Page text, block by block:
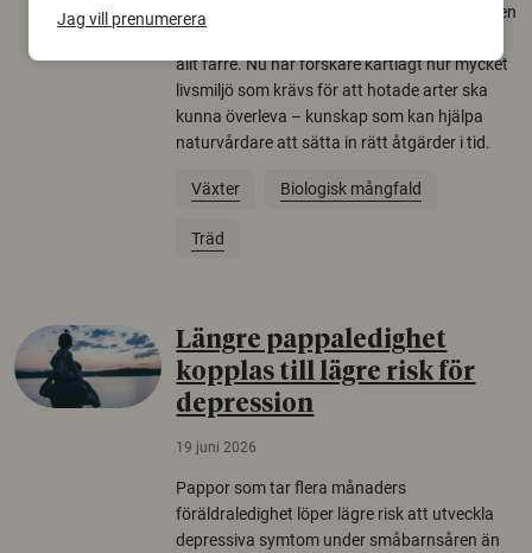
Över tusen arter behöver ekar i sin närhet, men
allt färre. Nu har forskare kartlagt hur mycket
livsmiljö som krävs för att hotade arter ska
kunna överleva – kunskap som kan hjälpa
naturvårdare att sätta in rätt åtgärder i tid.
Växter Biologisk mångfald
Träd
Längre pappaledighet
kopplas till lägre risk för
depression
19 juni 2026
Pappor som tar flera månaders
föräldraledighet löper lägre risk att utveckla
depressiva symtom under småbarnsåren än
Jag vill prenumerera